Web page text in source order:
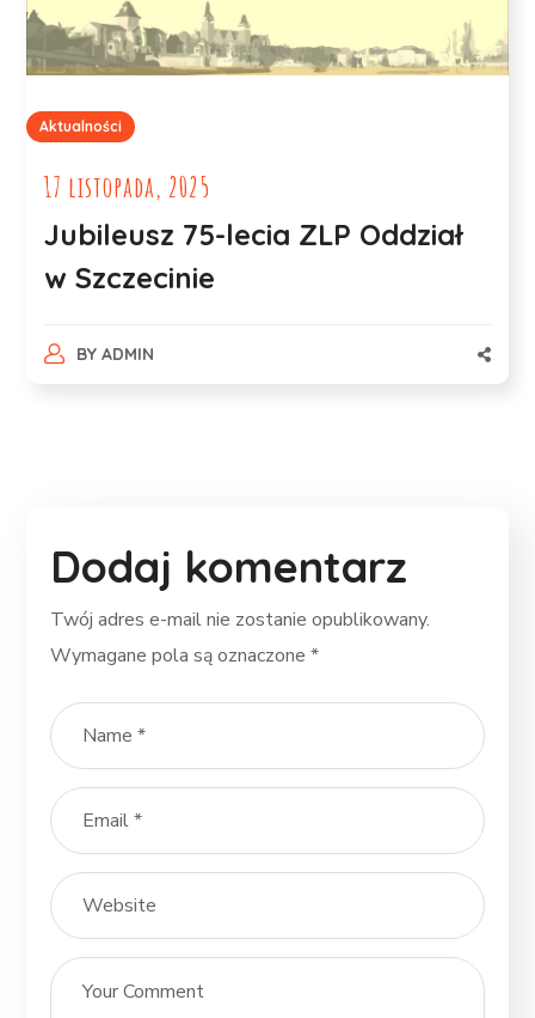
Aktualności
17 listopada, 2025
Jubileusz 75-lecia ZLP Oddział
w Szczecinie
BY ADMIN
Dodaj komentarz
Twój adres e-mail nie zostanie opublikowany.
Wymagane pola są oznaczone*